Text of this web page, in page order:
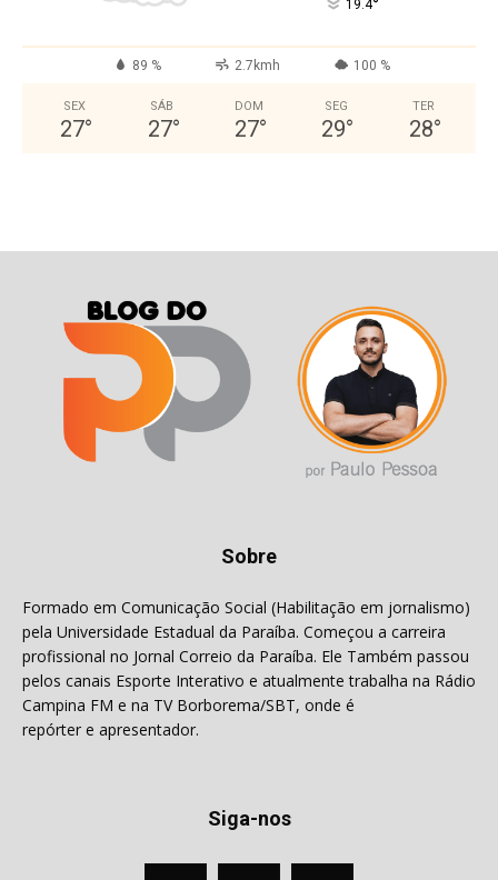
19.4°
89 % 2.7kmh 100 %
SEX
27°
SÁB
27°
DOM
27°
SEG
29°
TER
28°
Sobre
Formado em Comunicação Social (Habilitação em jornalismo)
pela Universidade Estadual da Paraíba. Começou a carreira
profissional no Jornal Correio da Paraíba. Ele Também passou
pelos canais Esporte Interativo e atualmente trabalha na Rádio
Campina FM e na TV Borborema/SBT, onde é
repórter e apresentador.
Siga-nos